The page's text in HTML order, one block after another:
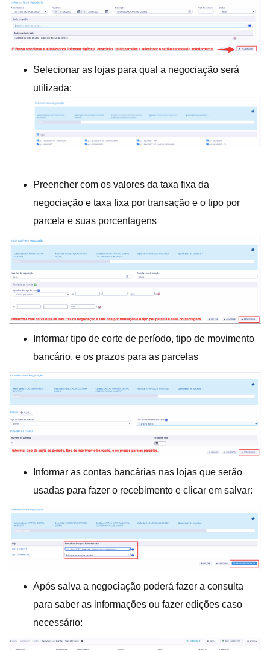
Selecionar as lojas para qual a negociação será
utilizada:
Preencher com os valores da taxa fixa da
negociação e taxa fixa por transação e o tipo por
parcela e suas porcentagens
Informar tipo de corte de período, tipo de movimento
bancário, e os prazos para as parcelas
Informar as contas bancárias nas lojas que serão
usadas para fazer o recebimento e clicar em salvar:
Após salva a negociação poderá fazer a consulta
para saber as informações ou fazer edições caso
necessário: